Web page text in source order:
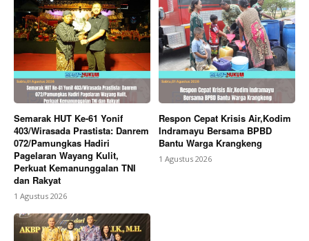
Semarak HUT Ke-61 Yonif
403/Wirasada Prastista: Danrem
072/Pamungkas Hadiri
Pagelaran Wayang Kulit,
Perkuat Kemanunggalan TNI
dan Rakyat
1 Agustus 2026
Respon Cepat Krisis Air,Kodim
Indramayu Bersama BPBD
Bantu Warga Krangkeng
1 Agustus 2026